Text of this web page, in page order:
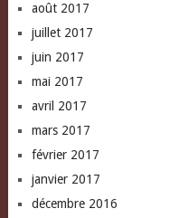
août 2017
juillet 2017
juin 2017
mai 2017
avril 2017
mars 2017
février 2017
janvier 2017
décembre 2016